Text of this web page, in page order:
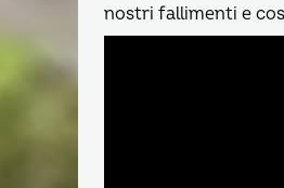
nostri fallimenti e